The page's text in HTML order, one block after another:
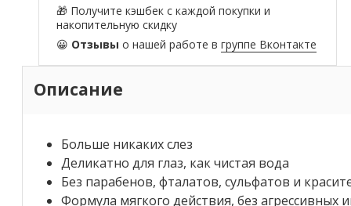
🎁 Получите кэшбек с каждой покупки и
накопительную скидку
😀 Отзывы о нашей работе вгруппе Вконтакте
Описание
Больше никаких слез
Деликатно для глаз, как чистая вода
Без парабенов, фталатов, сульфатов и
Формула мягкого действия, без агрессивных